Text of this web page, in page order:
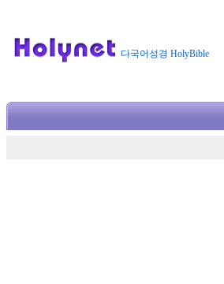
다국어성경 HolyBible